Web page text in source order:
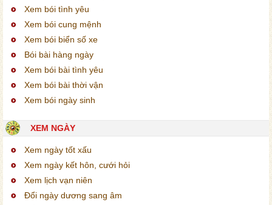
Xem bói tình yêu
Xem bói cung mệnh
Xem bói biển số xe
Bói bài hàng ngày
Xem bói bài tình yêu
Xem bói bài thời vận
Xem bói ngày sinh
XEM NGÀY
Xem ngày tốt xấu
Xem ngày kết hôn, cưới hỏi
Xem lịch vạn niên
Đổi ngày dương sang âm